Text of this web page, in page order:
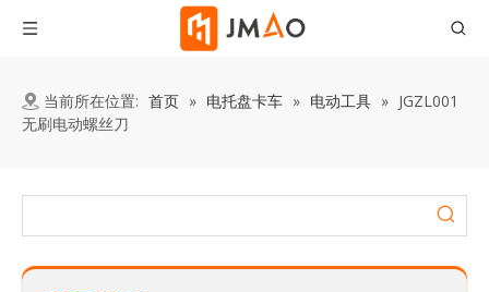
当前所在位置: 首页 » 电托盘卡车 » 电动工具 » JGZL001
无刷电动螺丝刀